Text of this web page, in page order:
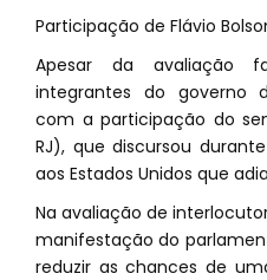
Participação de Flávio
Apesar da avaliação
integrantes do governo
com a participação do
RJ), que discursou
aos Estados Unidos que
Na avaliação de
manifestação do
reduzir as chances de